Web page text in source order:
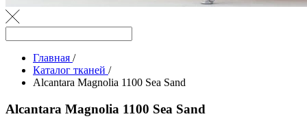
Главная /
Каталог тканей /
Alcantara Magnolia 1100 Sea Sand
Alcantara Magnolia 1100 Sea Sand